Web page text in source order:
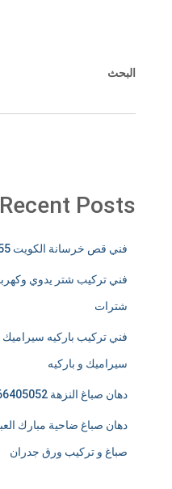
البحث
Recent Posts
فني قص خرسانة الكويت 65932555 مقاول قص وفتح كور
شترات
سيراميك و باركيه
دهان صباغ النزهة 66405052 معلم صباغ و تركيب ورق جدران
صباغ و تركيب ورق جدران